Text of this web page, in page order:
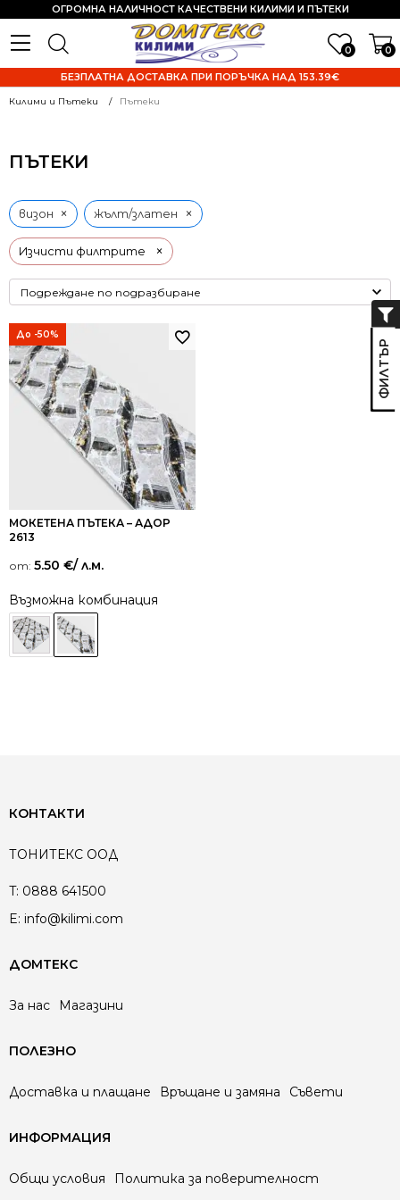
0 0
ОГРОМНА НАЛИЧНОСТ КАЧЕСТВЕНИ КИЛИМИ И ПЪТЕКИ
БЕЗПЛАТНА ДОСТАВКА ПРИ ПОРЪЧКА НАД 153.39€
Килими и Пътеки Пътеки
ПЪТЕКИ
Изчисти филтрите ×
визон × жълт/златен ×
До -50%
МОКЕТЕНА ПЪТЕКА – АДОР
2613
от: 5.50 €/ л.м.
Възможна комбинация
КОНТАКТИ
ТОНИТЕКС ООД
T: 0888 641500
E: info@kilimi.com
ДОМТЕКС
За нас Магазини
ПОЛЕЗНО
Доставка и плащане Връщане и замяна Съвети
ИНФОРМАЦИЯ
Общи условия Политика за поверителност